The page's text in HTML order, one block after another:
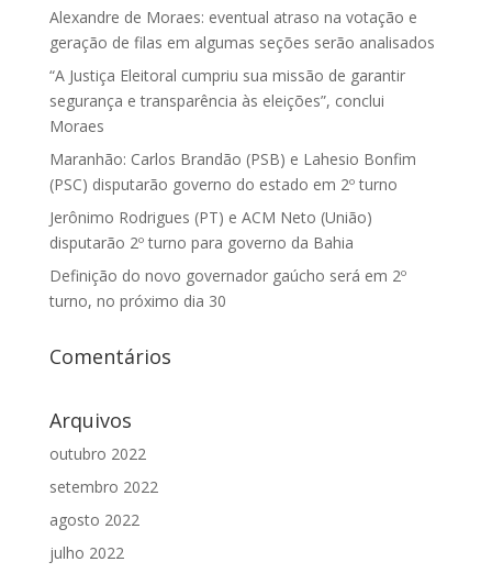
Alexandre de Moraes: eventual atraso na votação e
geração de filas em algumas seções serão analisados
“A Justiça Eleitoral cumpriu sua missão de garantir
segurança e transparência às eleições”, conclui
Moraes
Maranhão: Carlos Brandão (PSB) e Lahesio Bonfim
(PSC) disputarão governo do estado em 2º turno
Jerônimo Rodrigues (PT) e ACM Neto (União)
disputarão 2º turno para governo da Bahia
Definição do novo governador gaúcho será em 2º
turno, no próximo dia 30
Comentários
Arquivos
outubro 2022
setembro 2022
agosto 2022
julho 2022